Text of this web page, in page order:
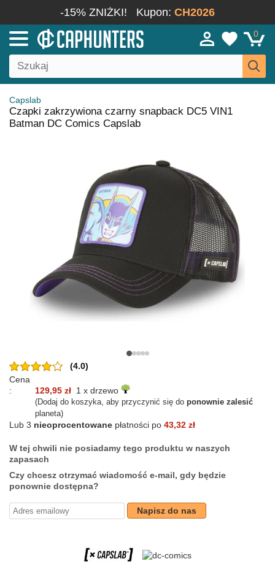
-15% ZNIŻKI! Kupon: CH2026
0
Capslab
Czapki zakrzywiona czarny snapback DC5 VIN1
Batman DC Comics Capslab
(4.0)
Cena
:
129,95 zł 1 x drzewo
(Dodaj do koszyka, aby przyczynić się do ponownie zalesić
planeta)
Lub 3 nieoprocentowane płatności po 43,32 zł
W tej chwili nie posiadamy tego produktu w naszych
zapasach
Czy chcesz otrzymać wiadomość e-mail, gdy będzie
ponownie dostępna?
Napisz do nas